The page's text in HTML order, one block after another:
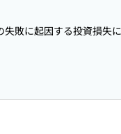
失敗に起因する投資損失